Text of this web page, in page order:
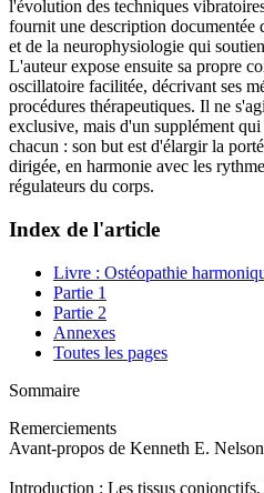
l'évolution des techniques
fournit une description documentée
et de la neurophysiologie qui
L'auteur expose ensuite sa propre
oscillatoire facilitée, décrivant ses
procédures thérapeutiques. Il ne
exclusive, mais d'un supplément
chacun : son but est d'élargir la
dirigée, en harmonie avec les
régulateurs du corps.
Index de l'article
Livre : Ostéopathie
Partie 1
Partie 2
Annexes
Toutes les pages
Sommaire
Remerciements
Avant-propos de Kenneth E. Nelson
Introduction : Les tissus